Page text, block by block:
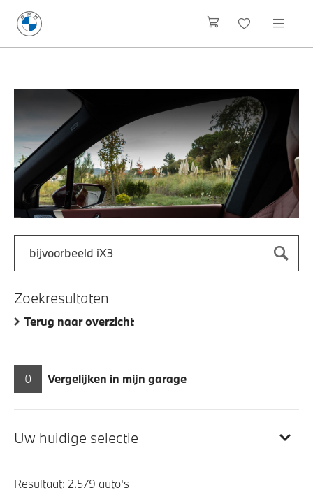
Zoek naar een automodel, bijvoorbeeld 3 Serie M-Sport
Zoekresultaten
Terug naar overzicht
0 Vergelijken in mijn garage
Uw huidige selectie
Resultaat: